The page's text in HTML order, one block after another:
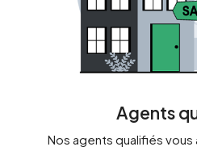
Agents
Nos agents qualifiés